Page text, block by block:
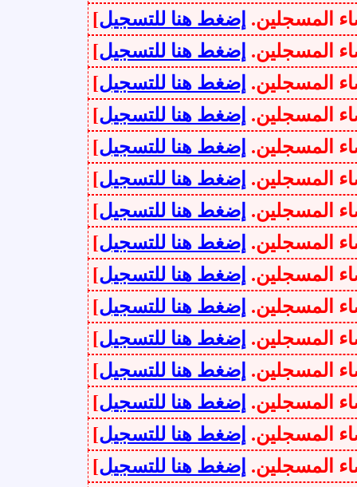
إضغط هنا للتسجيل]
إضغط هنا للتسجيل]
إضغط هنا للتسجيل]
إضغط هنا للتسجيل]
إضغط هنا للتسجيل]
إضغط هنا للتسجيل]
إضغط هنا للتسجيل]
إضغط هنا للتسجيل]
إضغط هنا للتسجيل]
إضغط هنا للتسجيل]
إضغط هنا للتسجيل]
إضغط هنا للتسجيل]
إضغط هنا للتسجيل]
إضغط هنا للتسجيل]
إضغط هنا للتسجيل]